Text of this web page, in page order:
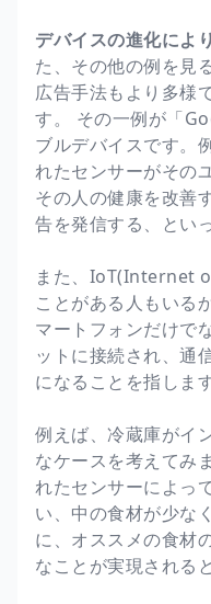
デバイスの進化によ
た、その他の例を見
広告手法もより多様
す。 その一例が「
ブルデバイスです。
れたセンサーがその
その人の健康を改善
告を発信する、とい
また、IoT(Internet
ことがある人もいる
マートフォンだけで
ットに接続され、通
になることを指します
例えば、冷蔵庫がイ
なケースを考えてみ
れたセンサーによっ
い、中の食材が少な
に、オススメの食材
なことが実現される